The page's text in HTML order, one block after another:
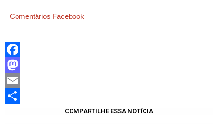
Comentários Facebook
Facebook
Mastodon
Email
COMPARTILHE ESSA NOTÍCIA